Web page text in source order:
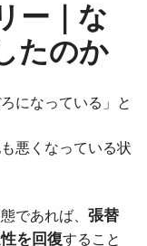
ー｜な
たのか
になっている」と
悪くなっている状
であれば、 張替
を回復すること